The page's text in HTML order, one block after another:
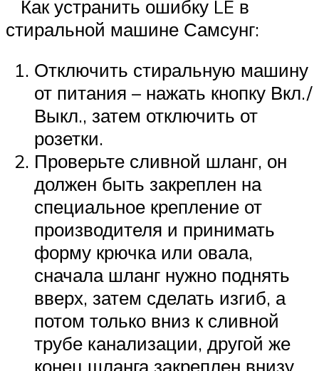
Как устранить ошибку LE в
стиральной машине Самсунг:
Отключить стиральную машину
от питания – нажать кнопку Вкл./
Выкл., затем отключить от
розетки.
Проверьте сливной шланг, он
должен быть закреплен на
специальное крепление от
производителя и принимать
форму крючка или овала,
сначала шланг нужно поднять
вверх, затем сделать изгиб, а
потом только вниз к сливной
трубе канализации, другой же
конец шланга закреплен внизу